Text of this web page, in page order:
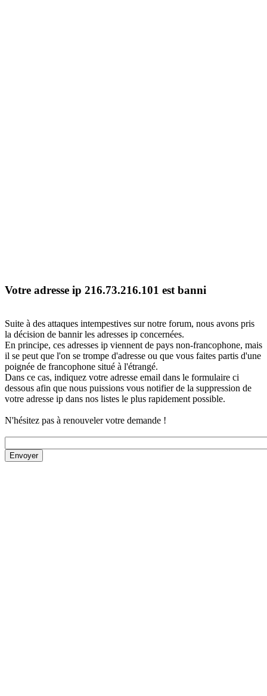
Votre adresse ip 216.73.216.101 est banni
Suite à des attaques intempestives sur notre forum, nous avons pris
la décision de bannir les adresses ip concernées.
En principe, ces adresses ip viennent de pays non-francophone, mais
il se peut que l'on se trompe d'adresse ou que vous faites partis d'une
poignée de francophone situé à l'étrangé.
Dans ce cas, indiquez votre adresse email dans le formulaire ci
dessous afin que nous puissions vous notifier de la suppression de
votre adresse ip dans nos listes le plus rapidement possible.
N'hésitez pas à renouveler votre demande !